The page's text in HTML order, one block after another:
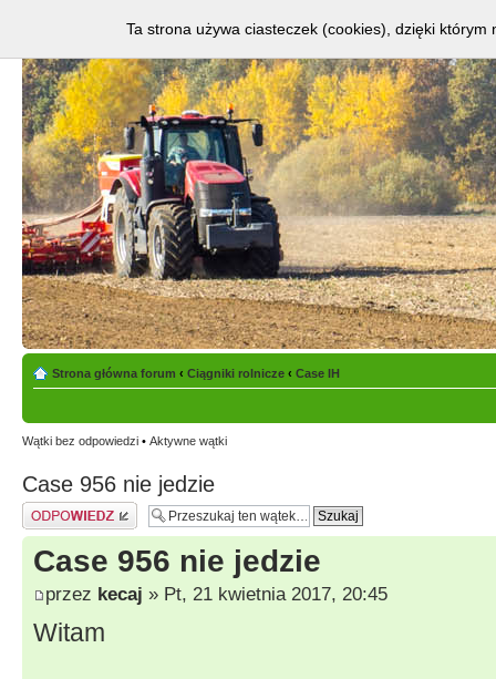
Strona główna forum ‹ Ciągniki rolnicze ‹ Case IH
Wątki bez odpowiedzi • Aktywne wątki
Case 956 nie jedzie
Odpowiedz
Case 956 nie jedzie
przez kecaj » Pt, 21 kwietnia 2017, 20:45
Witam
Ta strona używa ciasteczek (cookies), dzięki którym